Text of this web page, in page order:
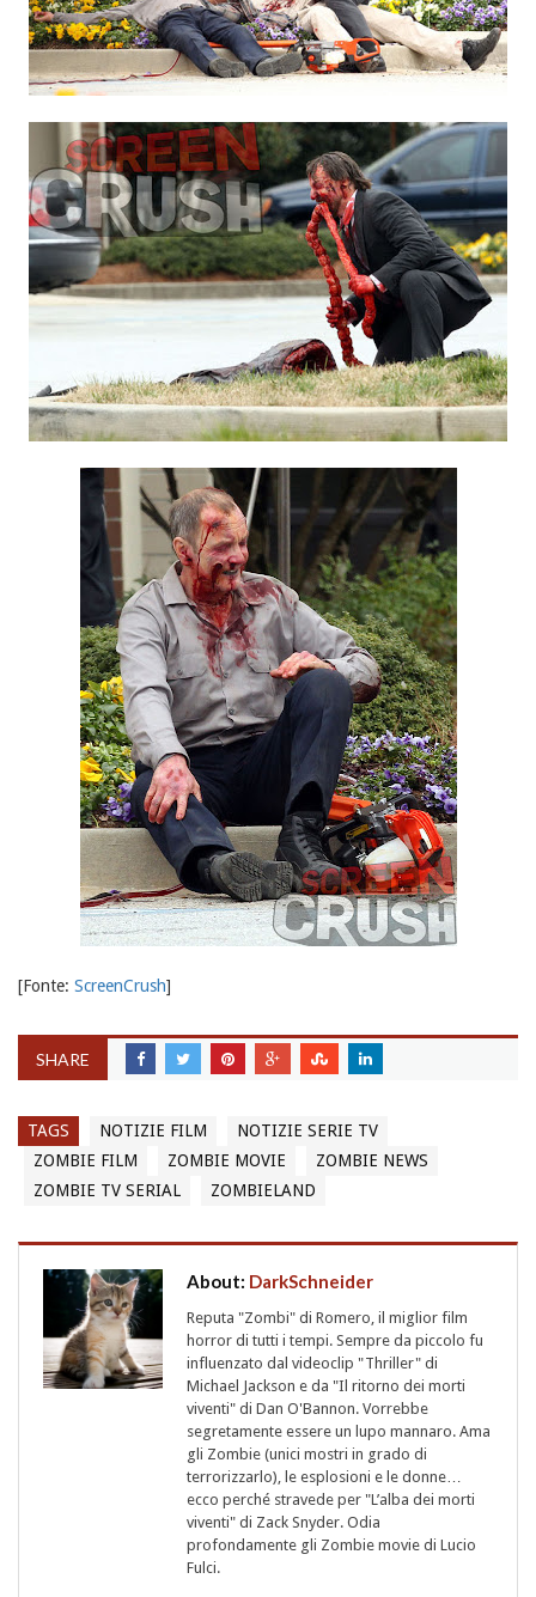
[Fonte: ScreenCrush]
SHARE
TAGS NOTIZIE FILM
NOTIZIE SERIE TV
ZOMBIE FILM
ZOMBIE MOVIE
ZOMBIE NEWS
ZOMBIE TV SERIAL
ZOMBIELAND
About: DarkSchneider
Reputa "Zombi" di Romero, il miglior film
horror di tutti i tempi. Sempre da piccolo fu
influenzato dal videoclip "Thriller" di
Michael Jackson e da "Il ritorno dei morti
viventi" di Dan O'Bannon. Vorrebbe
segretamente essere un lupo mannaro. Ama
gli Zombie (unici mostri in grado di
terrorizzarlo), le esplosioni e le donne…
ecco perché stravede per "L’alba dei morti
viventi" di Zack Snyder. Odia
profondamente gli Zombie movie di Lucio
Fulci.